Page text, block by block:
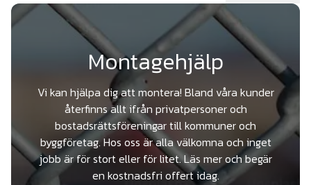
Montagehjälp
Vi kan hjälpa dig att montera! Bland våra kunder
återfinns allt ifrån privatpersoner och
bostadsrättsföreningar till kommuner och
byggföretag. Hos oss är alla välkomna och inget
jobb är för stort eller för litet. Läs mer och begär
en kostnadsfri offert idag.